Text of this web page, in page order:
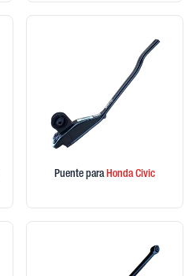
Puente paraHondaCivic